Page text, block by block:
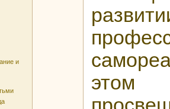
и